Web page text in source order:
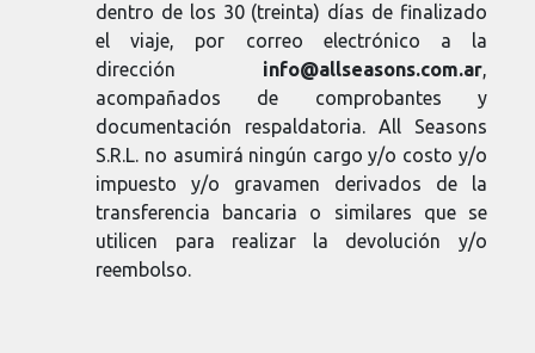
dentro de los 30 (treinta) días de finalizado
el viaje, por correo electrónico a la
dirección info@allseasons.com.ar,
acompañados de comprobantes y
documentación respaldatoria. All Seasons
S.R.L. no asumirá ningún cargo y/o costo y/o
impuesto y/o gravamen derivados de la
transferencia bancaria o similares que se
utilicen para realizar la devolución y/o
reembolso.